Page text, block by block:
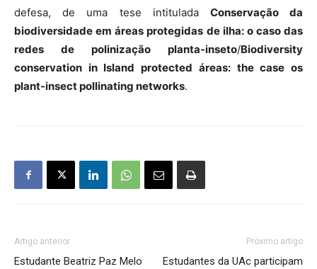
defesa, de uma tese intitulada Conservação da
biodiversidade em áreas protegidas de ilha: o caso das
redes de polinização planta-inseto/Biodiversity
conservation in Island protected áreas: the case os
plant-insect pollinating networks.
Artigo anterior
Estudante Beatriz Paz Melo
Próximo artigo
Estudantes da UAc participam